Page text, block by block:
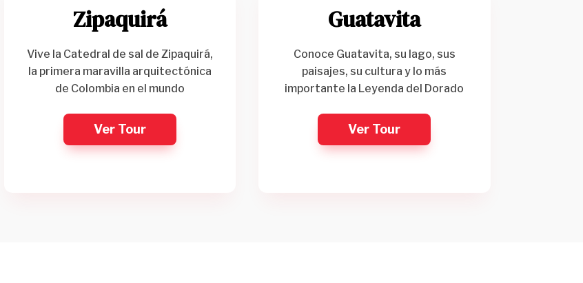
Zipaquirá
Vive la Catedral de sal de Zipaquirá,
la primera maravilla arquitectónica
de Colombia en el mundo
Ver Tour
Guatavita
Conoce Guatavita, su lago, sus
paisajes, su cultura y lo más
importante la Leyenda del Dorado
Ver Tour